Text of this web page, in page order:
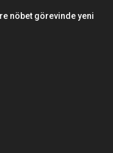
nöbet görevinde yeni